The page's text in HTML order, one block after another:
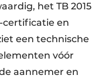
het TB 2015
certificatie en
een technische
vóór
aannemer en